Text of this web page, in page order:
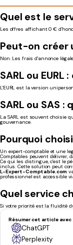
Quel est le
Les offres affichant 0 €
Peut-on créer
Non. Les frais d'annonce
SARL ou EURL
L'EURL est la version
SARL ou SAS
La SARL est souvent choisie
gouvernance.
Pourquoi
Un expert-comptable et une
Comptables peuvent délivrer,
Ce qui les distingue, c'est le
inclus. Cette solution peut
L-Expert-Comptable.com
professionnel est accessible
Quel service
Si votre priorité est la fluidité
Résumer cet article avec :
ChatGPT
Perplexity